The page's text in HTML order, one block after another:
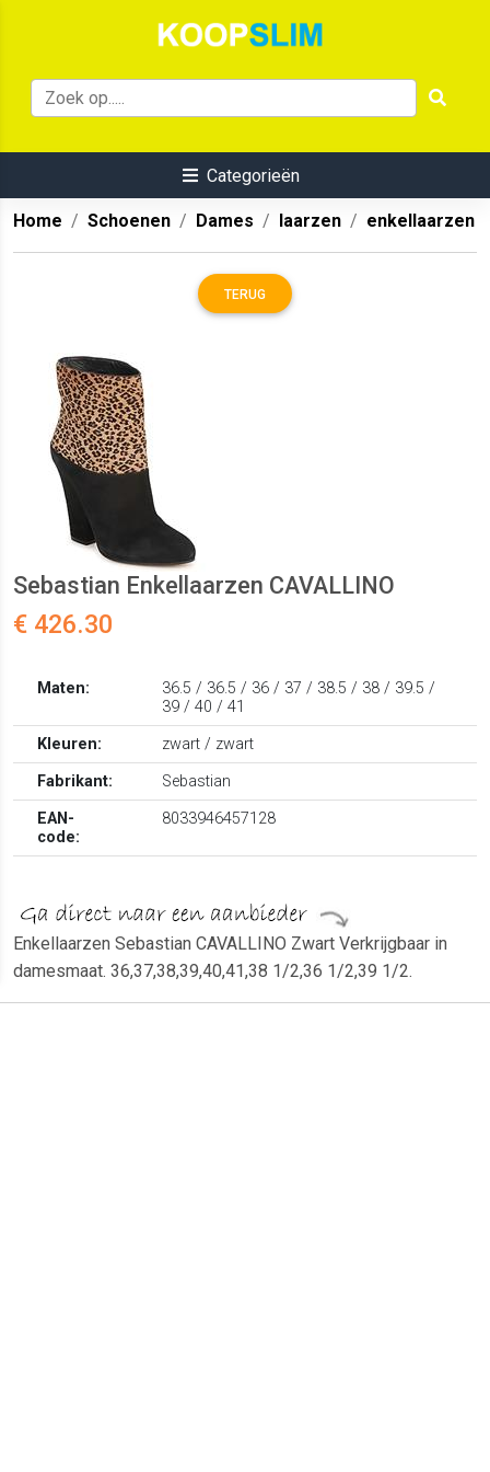
Categorieën
Home Schoenen Dames laarzen enkellaarzen
TERUG
Sebastian Enkellaarzen CAVALLINO
€ 426.30
Maten:
36.5 / 36.5 / 36 / 37 / 38.5 / 38 / 39.5 /
39 / 40 / 41
Kleuren:
zwart / zwart
Fabrikant:
Sebastian
EAN-
code:
8033946457128
Enkellaarzen Sebastian CAVALLINO Zwart Verkrijgbaar in
damesmaat. 36,37,38,39,40,41,38 1/2,36 1/2,39 1/2.